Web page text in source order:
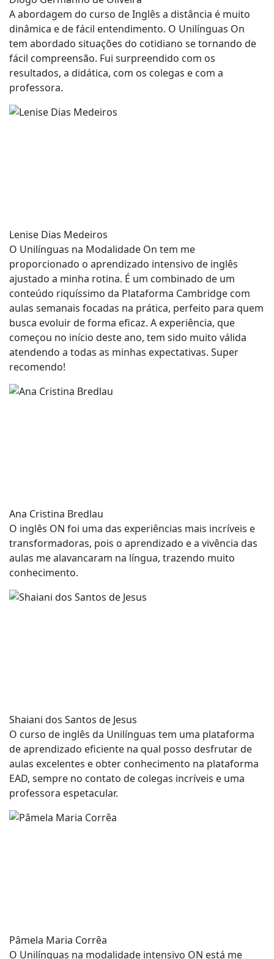
A abordagem do curso de Inglês a distância é muito
dinâmica e de fácil entendimento. O Unilínguas On
tem abordado situações do cotidiano se tornando de
fácil compreensão. Fui surpreendido com os
resultados, a didática, com os colegas e com a
professora.
Lenise Dias Medeiros
O Unilínguas na Modalidade On tem me
proporcionado o aprendizado intensivo de inglês
ajustado a minha rotina. É um combinado de um
conteúdo riquíssimo da Plataforma Cambridge com
aulas semanais focadas na prática, perfeito para quem
busca evoluir de forma eficaz. A experiência, que
começou no início deste ano, tem sido muito válida
atendendo a todas as minhas expectativas. Super
recomendo!
Ana Cristina Bredlau
O inglês ON foi uma das experiências mais incríveis e
transformadoras, pois o aprendizado e a vivência das
aulas me alavancaram na língua, trazendo muito
conhecimento.
Shaiani dos Santos de Jesus
O curso de inglês da Unilínguas tem uma plataforma
de aprendizado eficiente na qual posso desfrutar de
aulas excelentes e obter conhecimento na plataforma
EAD, sempre no contato de colegas incríveis e uma
professora espetacular.
Pâmela Maria Corrêa
O Unilínguas na modalidade intensivo ON está me